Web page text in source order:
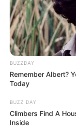
BUZZDAY
Remember Albert?
Today
BUZZ DAY
Climbers Find A
Inside